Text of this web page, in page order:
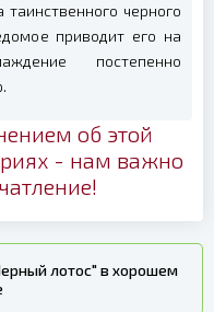
черного
приводит его на
постепенно
об этой
- нам важно
лотос" в хорошем